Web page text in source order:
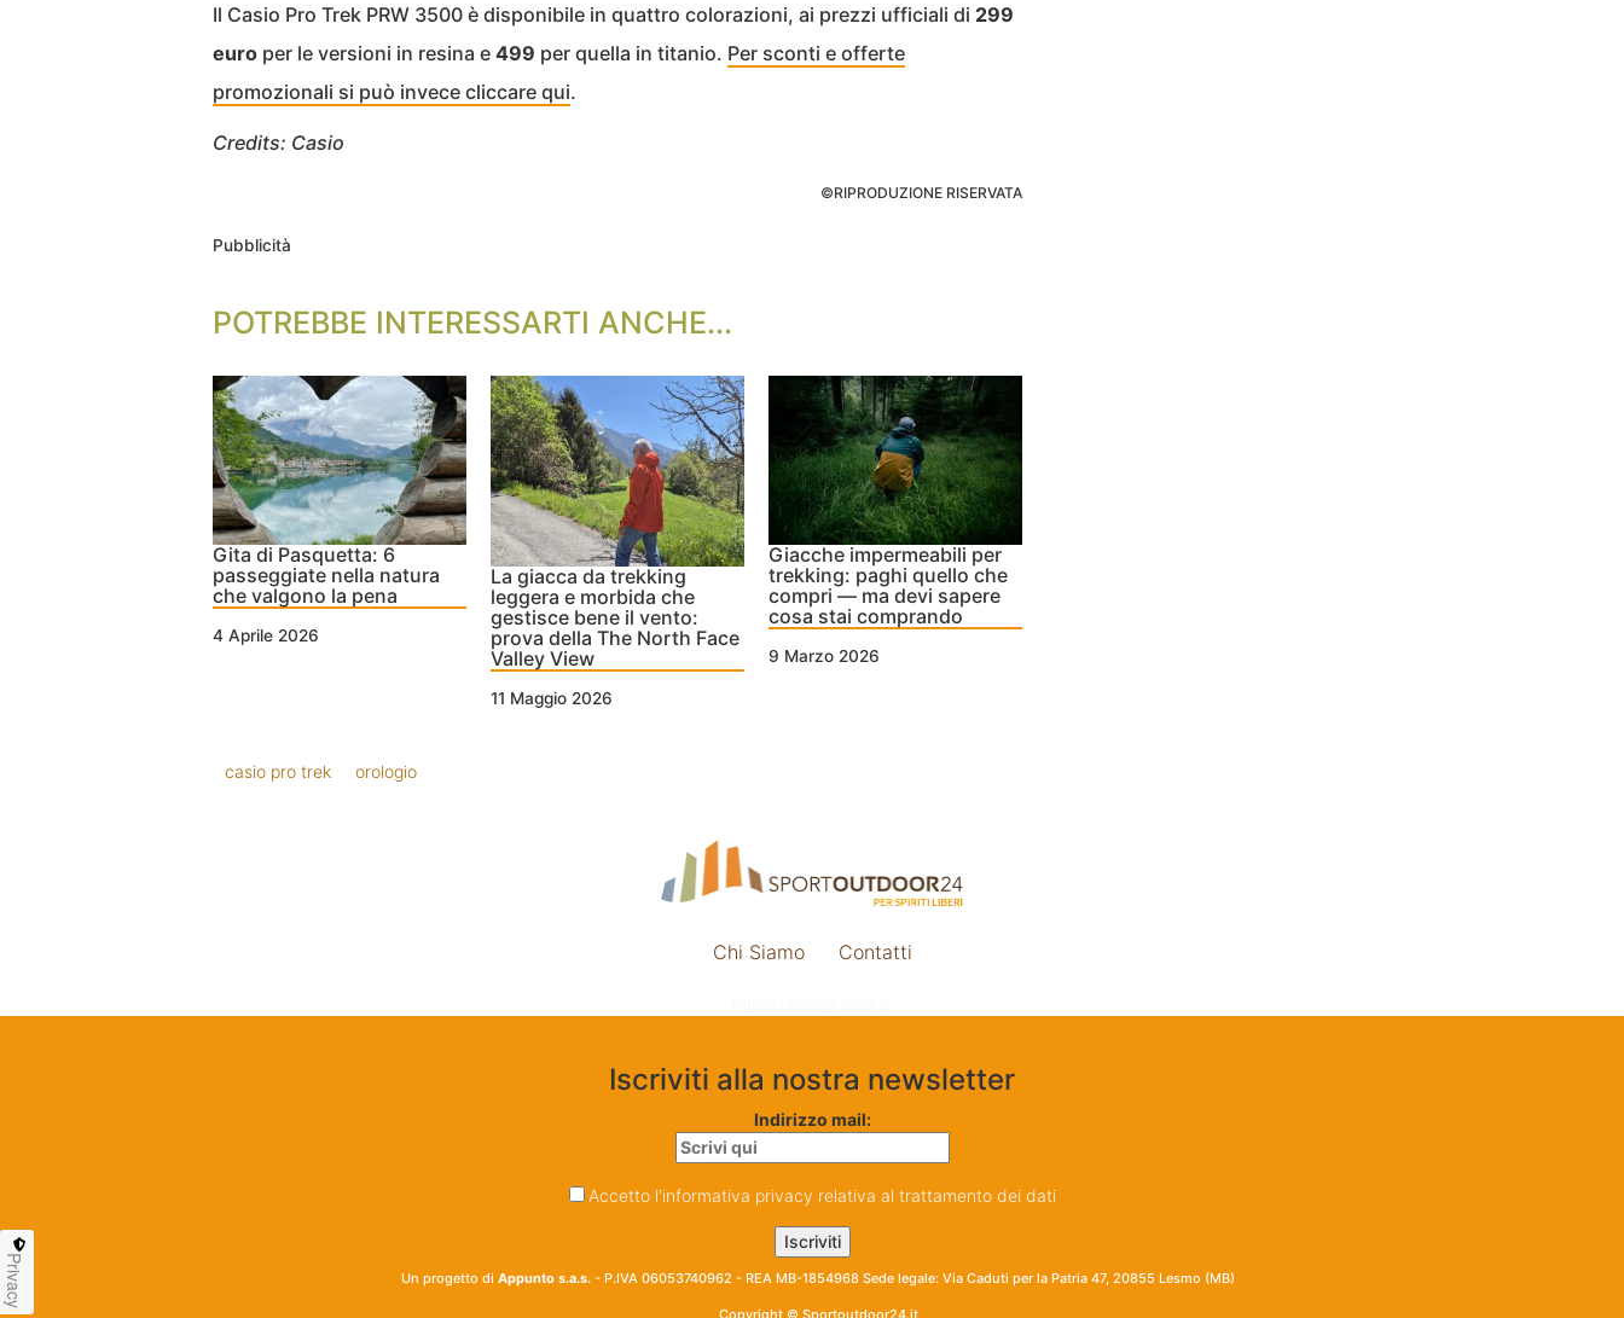
Il Casio Pro Trek PRW 3500 è disponibile in quattro colorazioni, ai prezzi ufficiali di 299
euro per le versioni in resina e 499 per quella in titanio. Per sconti e offerte
promozionali si può invece cliccare qui.
Credits: Casio
©RIPRODUZIONE RISERVATA
Pubblicità
POTREBBE INTERESSARTI ANCHE...
Gita di Pasquetta: 6
passeggiate nella natura
che valgono la pena
4 Aprile 2026
La giacca da trekking
leggera e morbida che
gestisce bene il vento:
prova della The North Face
Valley View
11 Maggio 2026
Giacche impermeabili per
trekking: paghi quello che
compri — ma devi sapere
cosa stai comprando
9 Marzo 2026
casio pro trek orologio
Chi Siamo Contatti
Iscriviti alla nostra newsletter
Indirizzo mail:
Accetto l'informativa privacy relativa al trattamento dei dati
Un progetto di Appunto s.a.s. - P.IVA 06053740962 - REA MB-1854968 Sede legale: Via Caduti per la Patria 47, 20855 Lesmo (MB)
Copyright © Sportoutdoor24.it
Privacy